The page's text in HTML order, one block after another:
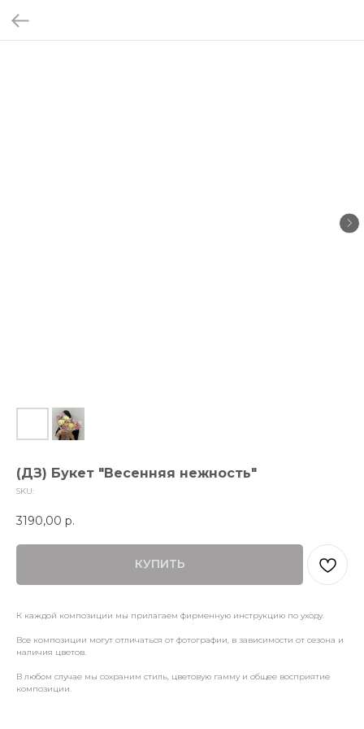
(ДЗ) Букет "Весенняя нежность"
SKU:
3190,00 р.
КУПИТЬ
К каждой композиции мы прилагаем фирменную инструкцию по уходу.
Все композиции могут отличаться от фотографии, в зависимости от сезона и
наличия цветов.
В любом случае мы сохраним стиль, цветовую гамму и общее восприятие
композиции.